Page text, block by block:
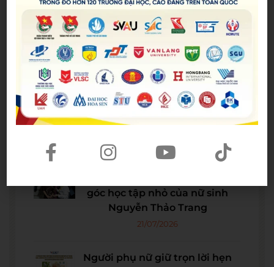
Spider-Man: Brand New Day – Bộ
phim được kỳ vọng đưa MCU trở
lại thời kỳ đỉnh cao
The Odyssey lập kỷ lục doanh
thu mở màn trong sự nghiệp
Christopher Nolan
22/07/2026
góc học tập nhỏ của nữ sinh
Nguyễn Thảo Trang
21/07/2026
Người phụ nữ giữ trọn lời hẹn